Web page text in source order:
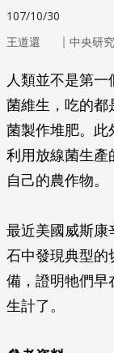
107/10/30
王道還 ｜ 中央研
人類並不是第
菌維生，吃的都
菌製作堆肥。此
利用放線菌生產
自己的農作物。
最近美國威斯康
石中發現典型的
備，證明牠們早
生計了。